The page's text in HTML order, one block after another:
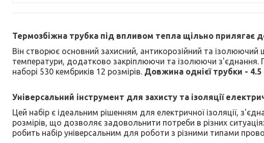
Термозбіжна трубка під впливом тепла щільно прилягає
Він створює основний захисний, антикорозійний та
температури, додатково закріплюючи та ізолюючи з'єднання.
наборі 530 кембриків 12 розмірів. Довжина однієї трубки -
Універсальний інструмент для захисту та ізоляції
Цей набір є ідеальним рішенням для електричної ізоляції,
розмірів, що дозволяє задовольнити потреби в різних
робить набір універсальним для роботи з різними типами